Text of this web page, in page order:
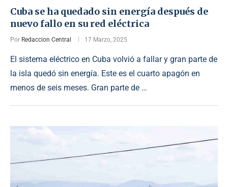
Cuba se ha quedado sin energía después de
nuevo fallo en su red eléctrica
Por Redaccion Central 17 Marzo, 2025
El sistema eléctrico en Cuba volvió a fallar y gran parte de
la isla quedó sin energía. Este es el cuarto apagón en
menos de seis meses. Gran parte de …